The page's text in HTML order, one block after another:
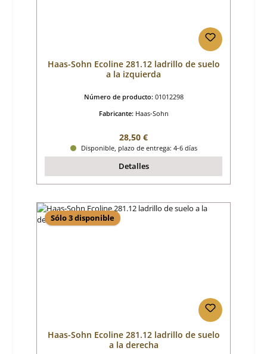
Haas-Sohn Ecoline 281.12 ladrillo de suelo
a la izquierda
Número de producto: 01012298
Fabricante: Haas-Sohn
Precio normal:
28,50 €
Disponible, plazo de entrega: 4-6 días
Detalles
Sólo 3 disponible
Haas-Sohn Ecoline 281.12 ladrillo de suelo
a la derecha